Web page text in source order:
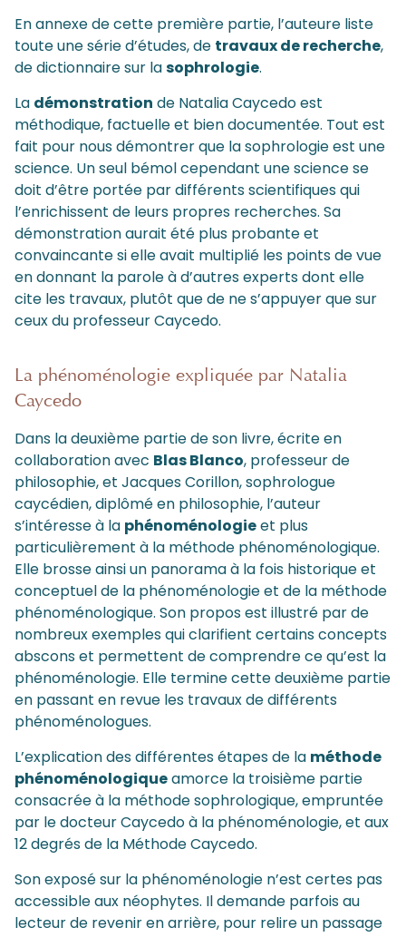
En annexe de cette première partie, l’auteure liste
toute une série d’études, de travaux de recherche,
de dictionnaire sur lasophrologie.
La démonstration de Natalia Caycedo est
méthodique, factuelle et bien documentée. Tout est
fait pour nous démontrer que la sophrologie est une
science. Un seul bémol cependant une science se
doit d’être portée par différents scientifiques qui
l’enrichissent de leurs propres recherches. Sa
démonstration aurait été plus probante et
convaincante si elle avait multiplié les points de vue
en donnant la parole à d’autres experts dont elle
cite les travaux, plutôt que de ne s’appuyer que sur
ceux du professeur Caycedo.
La phénoménologie expliquée par Natalia
Caycedo
Dans la deuxième partie de son livre, écrite en
collaboration avec Blas Blanco, professeur de
philosophie, et Jacques Corillon, sophrologue
caycédien, diplômé en philosophie, l’auteur
s’intéresse à la phénoménologieet plus
particulièrement à la méthode phénoménologique.
Elle brosse ainsi un panorama à la fois historique et
conceptuel de la phénoménologie et de la méthode
phénoménologique. Son propos est illustré par de
nombreux exemples qui clarifient certains concepts
abscons et permettent de comprendre ce qu’est la
phénoménologie. Elle termine cette deuxième partie
en passant en revue les travaux de différents
phénoménologues.
L’explication des différentes étapes de la méthode
phénoménologiqueamorce la troisième partie
consacrée à la méthode sophrologique, empruntée
par le docteur Caycedo à la phénoménologie, et aux
12 degrés de la Méthode Caycedo.
Son exposé sur la phénoménologie n’est certes pas
accessible aux néophytes. Il demande parfois au
lecteur de revenir en arrière, pour relire un passage